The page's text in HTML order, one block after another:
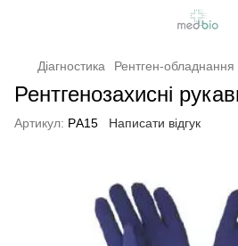
Діагностика Рентген-обладнання
Рентгенозахисні
Артикул: РA15 Написати відгук